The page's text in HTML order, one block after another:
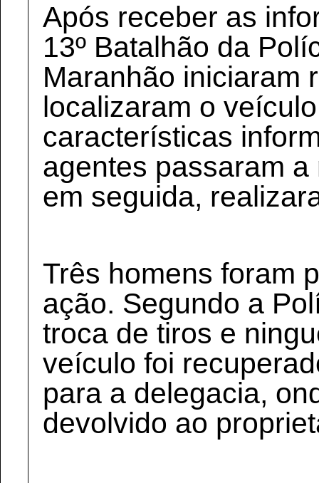
Após receber as
13º Batalhão da
Maranhão iniciaram
localizaram o
características
agentes passaram
em seguida,
Três homens foram
ação. Segundo a
troca de tiros e
veículo foi
para a delegacia,
devolvido ao